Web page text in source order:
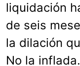
liquidación
de seis
la dilación
No la